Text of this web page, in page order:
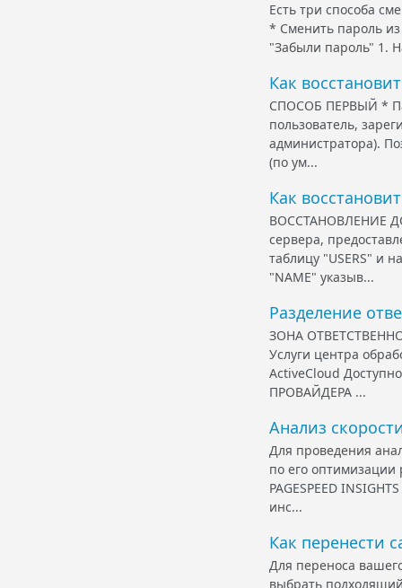
Есть три способа
* Сменить пароль
"Забыли пароль" 1.
Как
СПОСОБ ПЕРВЫЙ *
пользователь,
администратора).
(по ум...
Как
ВОССТАНОВЛЕНИЕ
сервера,
таблицу "USERS" и
"NAME" указыв...
Разделение
ЗОНА
Услуги центра
ActiveCloud
ПРОВАЙДЕРА ...
Анализ
Для проведения
по его
PAGESPEED
инс...
Как перенести
Для переноса
выбрать